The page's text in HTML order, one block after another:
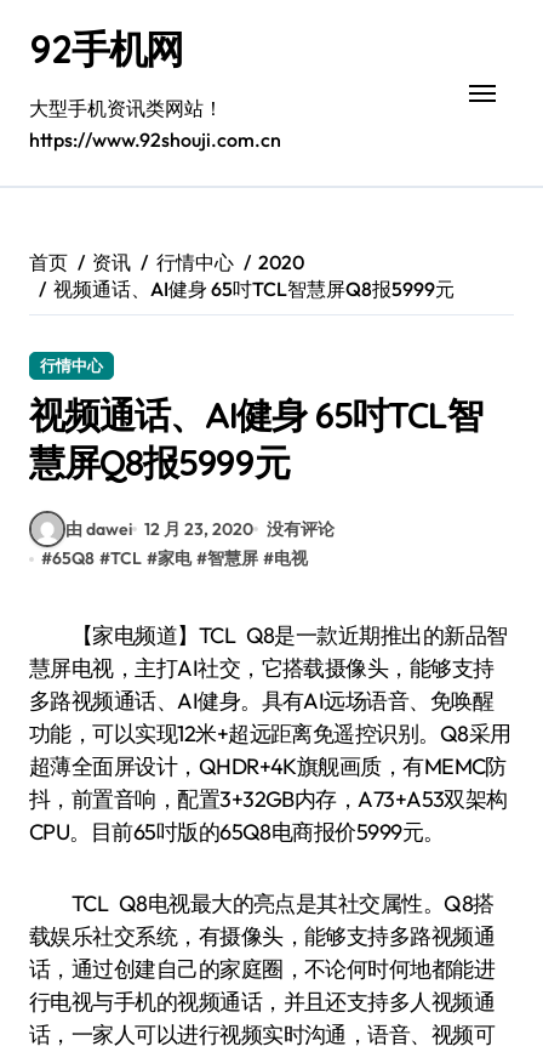
92手机网
大型手机资讯类网站！
https://www.92shouji.com.cn
首页 资讯 行情中心
2020
视频通话、AI健身 65吋TCL智慧屏Q8报5999元
行情中心
视频通话、AI健身 65吋TCL智
慧屏Q8报5999元
由 dawei 12 月 23, 2020 没有评论
#65Q8 #TCL #家电 #智慧屏 #电视
【家电频道】TCL Q8是一款近期推出的新品智
慧屏电视，主打AI社交，它搭载摄像头，能够支持
多路视频通话、AI健身。具有AI远场语音、免唤醒
功能，可以实现12米+超远距离免遥控识别。Q8采用
超薄全面屏设计，QHDR+4K旗舰画质，有MEMC防
抖，前置音响，配置3+32GB内存，A73+A53双架构
CPU。目前65吋版的65Q8电商报价5999元。
TCL Q8电视最大的亮点是其社交属性。Q8搭
载娱乐社交系统，有摄像头，能够支持多路视频通
话，通过创建自己的家庭圈，不论何时何地都能进
行电视与手机的视频通话，并且还支持多人视频通
话，一家人可以进行视频实时沟通，语音、视频可